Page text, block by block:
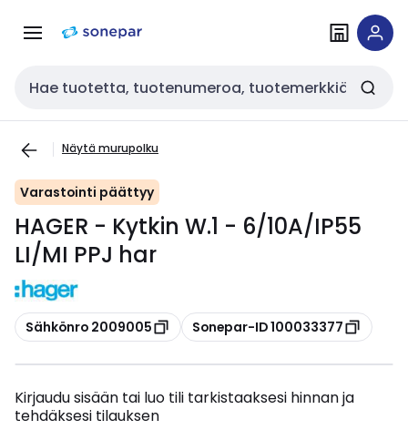
navigointiinsisältöön
Haku
Näytä murupolku
Varastointi päättyy
HAGER - Kytkin W.1 - 6/10A/IP55
LI/MI PPJ har
Kopioi
Sähkönro 2009005 Kopioi
Sonepar-ID 100033377
Kirjaudu sisään tai luo tili tarkistaaksesi hinnan ja
tehdäksesi tilauksen